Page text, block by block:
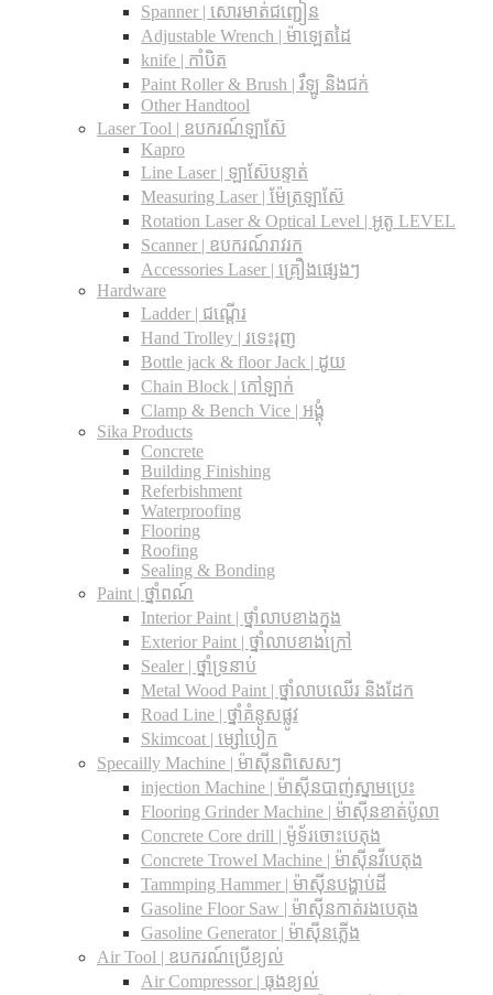
Spanner |​ សោរមាត់ជញ្ជៀន
Adjustable Wrench |​ ម៉ាឡេតដៃ
knife | កាំបិត
Paint Roller & Brush | រឺឡូ និងជក់
Other Handtool
Laser Tool | ឧបករណ៍ឡាស៊ែ
Kapro
Line Laser | ឡាស៊ែបន្ទាត់
Measuring Laser | ម៉ែត្រឡាស៊ែ
Rotation Laser & Optical Level | អូតូ LEVEL
Scanner | ឧបករណ៍រាវរក
Accessories Laser | គ្រឿងផ្សេងៗ
Hardware
Ladder | ជណ្តើរ
Hand Trolley | រទេះរុញ
Bottle jack & floor Jack​ | ដូយ
Chain Block | កៅឡាក់
Clamp & Bench Vice | អង្គុំ
Sika Products
Concrete
Building Finishing
Referbishment
Waterproofing
Flooring
Roofing
Sealing & Bonding
Paint | ថ្នាំពណ៍
Interior Paint | ថ្នាំលាបខាងក្នុង
Exterior Paint | ថ្នាំលាបខាងក្រៅ
Sealer | ថ្នាំទ្រនាប់
Metal Wood Paint | ថ្នាំលាបឈើរ និងដែក
Road Line | ថ្នាំគំនូសផ្លូវ
Skimcoat | ម្សៅបៀក
Specailly Machine | ម៉ាស៊ីនពិសេសៗ
injection Machine | ម៉ាស៊ីនបាញ់ស្នាមប្រេះ
Flooring Grinder Machine | ម៉ាស៊ីនខាត់ប៉ូលា
Concrete Core drill | ម៉ូទ័រចោះបេតុង
Concrete Trowel Machine | ម៉ាស៊ីនវីបេតុង
Tammping Hammer | ម៉ាស៊ីនបង្ហាប់ដី
Gasoline Floor Saw | ម៉ាស៊ីនកាត់រងបេតុង
Gasoline Generator | ម៉ាស៊ីនភ្លើង
Air Tool | ឧបករណ៍ប្រើខ្យល់
Air Compressor | ធុងខ្យល់